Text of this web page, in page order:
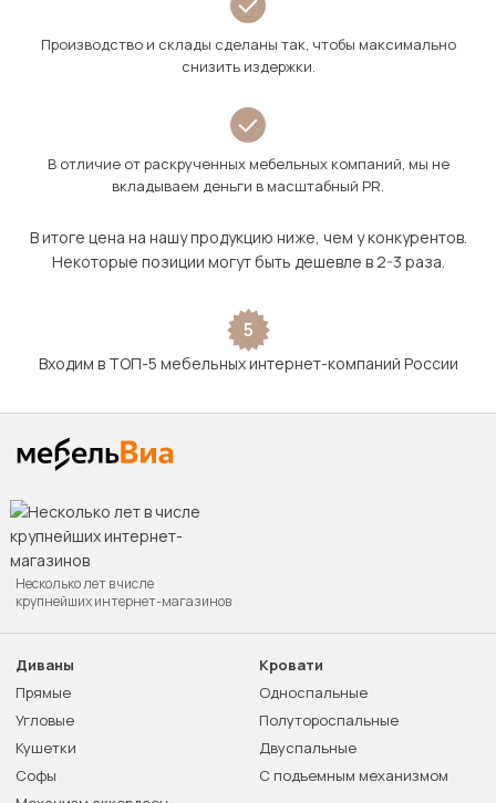
Производство и склады сделаны так, чтобы максимально
снизить издержки.
В отличие от раскрученных мебельных компаний, мы не
вкладываем деньги в масштабный PR.
В итоге цена на нашу продукцию ниже, чем у конкурентов.
Некоторые позиции могут быть дешевле в 2-3 раза.
5
Входим в ТОП-5 мебельных интернет-компаний России
Несколько лет в числе
крупнейших интернет-магазинов
Диваны
Прямые
Угловые
Кушетки
Софы
Кровати
Односпальные
Полутороспальные
Двуспальные
С подъемным механизмом